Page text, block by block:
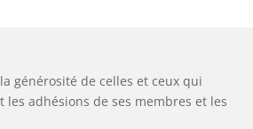
générosité de celles et ceux qui
adhésions de ses membres et les